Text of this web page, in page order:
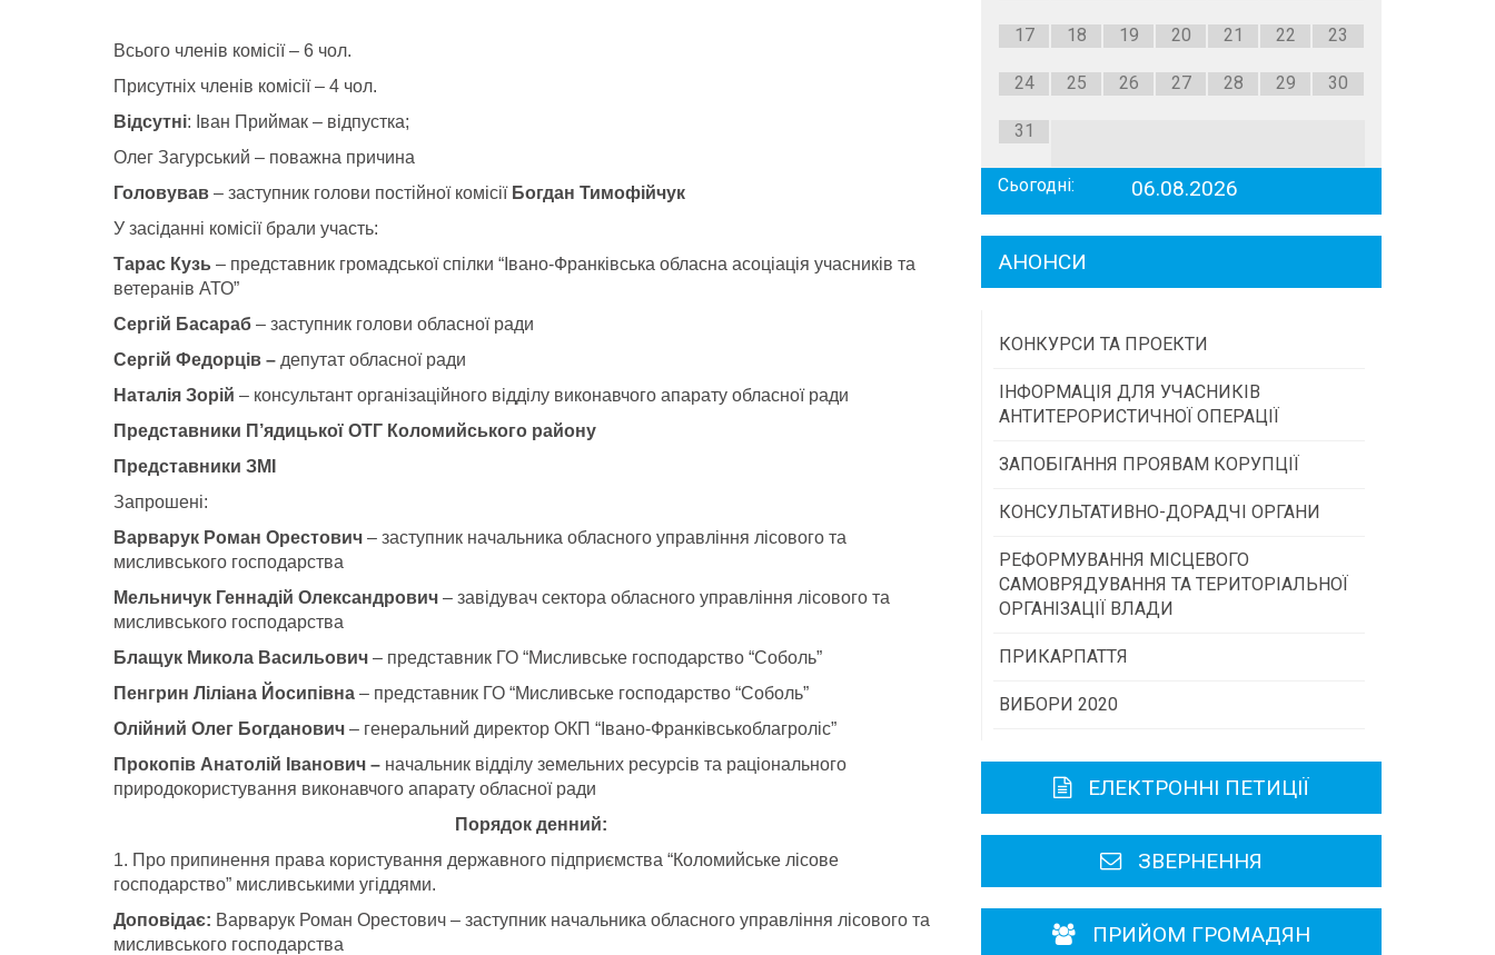
Всього членів комісії – 6 чол.
Присутніх членів комісії – 4 чол.
Відсутні: Іван Приймак – відпустка;
Олег Загурський – поважна причина
Головував – заступник голови постійної комісії Богдан Тимофійчук
У засіданні комісії брали участь:
Тарас Кузь – представник громадської спілки “Івано-Франківська обласна асоціація учасників та
ветеранів АТО”
Сергій Басараб – заступник голови обласної ради
Сергій Федорців – депутат обласної ради
Наталія Зорій – консультант організаційного відділу виконавчого апарату обласної ради
Представники П ’ядицької ОТГ Коломийського району
Представники ЗМІ
Запрошені:
Варварук Роман Орестович – заступник начальника обласного управління лісового та
мисливського господарства
Мельничук Геннадій Олександрович – завідувач сектора обласного управління лісового та
мисливського господарства
Блащук Микола Васильович – представник ГО “Мисливське господарство “Соболь”
Пенгрин Ліліана Йосипівна – представник ГО “Мисливське господарство “Соболь”
Олійний Олег Богданович – генеральний директор ОКП “Івано-Франківськоблагроліс”
Прокопів Анатолій Іванович – начальник відділу земельних ресурсів та раціонального
природокористування виконавчого апарату обласної ради
Порядок денний:
1. Про припинення права користування державного підприємства “Коломийське лісове
господарство” мисливськими угіддями.
Доповідає: Варварук Роман Орестович – заступник начальника обласного управління лісового та
мисливського господарства
17 18 19 20 21 22 23
24 25 26 27 28 29 30
31
Сьогодні: 06.08.2026
АНОНСИ
КОНКУРСИ ТА ПРОЕКТИ
Конкурс проектів та програм місцевого
самоврядування
суспільства
Програми/конкурси МТД
ІНФОРМАЦІЯ ДЛЯ УЧАСНИКІВ
АНТИТЕРОРИСТИЧНОЇ ОПЕРАЦІЇ
ЗАПОБІГАННЯ ПРОЯВАМ КОРУПЦІЇ
КОНСУЛЬТАТИВНО-ДОРАДЧІ ОРГАНИ
Консультативна рада
РЕФОРМУВАННЯ МІСЦЕВОГО
САМОВРЯДУВАННЯ ТА ТЕРИТОРІАЛЬНОЇ
ОРГАНІЗАЦІЇ ВЛАДИ
ПРИКАРПАТТЯ
Історична довідка
Карта області
Районні, міські ради
ВИБОРИ 2020
ЕЛЕКТРОННІ ПЕТИЦІЇ
ЗВЕРНЕННЯ
ПРИЙОМ ГРОМАДЯН